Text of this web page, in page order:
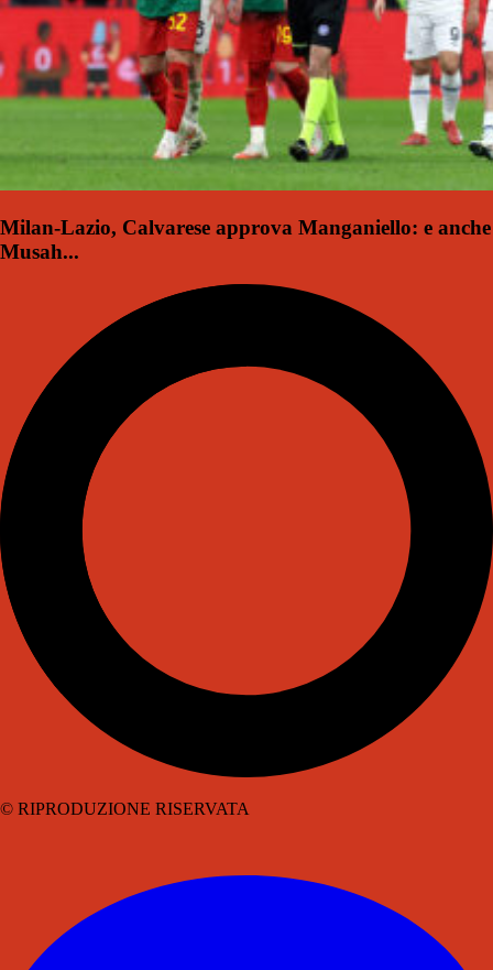
Milan-Lazio, Calvarese approva Manganiello: e anche
Musah...
© RIPRODUZIONE RISERVATA